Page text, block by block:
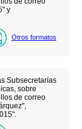
y
Otros formatos
Subsecretarías
sobre
de correo